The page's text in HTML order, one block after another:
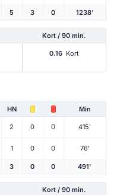
5 3 0 1238'
Kort / 90 min.
0.16 Kort
HN Min
2 0 0 415'
1 0 0 76'
3 0 0 491'
Kort / 90 min.